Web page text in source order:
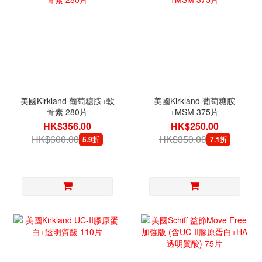
美國Kirkland 葡萄糖胺+軟
骨素 280片
HK$356.00
HK$600.00 5.9折
美國Kirkland 葡萄糖胺
+MSM 375片
HK$250.00
HK$350.00 7.1折